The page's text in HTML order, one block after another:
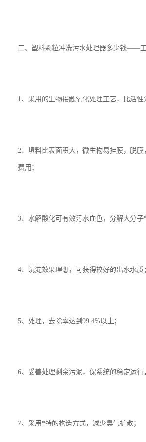
二、塑料颗粒冲洗污水处理器多少钱——
1、采用的生物接触氧化处理工艺，比活
2、填料比表面积大，微生物易挂膜，脱
费用；
3、水解酸化可有效污水血色，分解大分子
4、沉淀效果理想，可获得较好的出水水质
5、处理，去除率达到99.4%以上；
6、妥善处理剩余污泥，保系统的稳定运
7、采用*特的构造方式，减少臭气扩散；